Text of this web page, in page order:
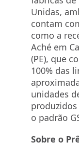
Unidas,
contam
como a
Aché em
(PE), que
100% das
unidades
o padrão
Sobre o